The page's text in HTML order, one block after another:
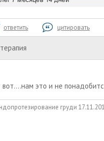
ответить цитировать
вот....нам это и не
груди